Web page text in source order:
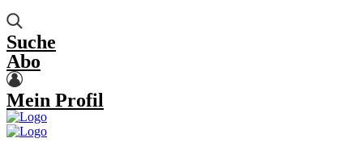
Suche
Abo
Mein Profil